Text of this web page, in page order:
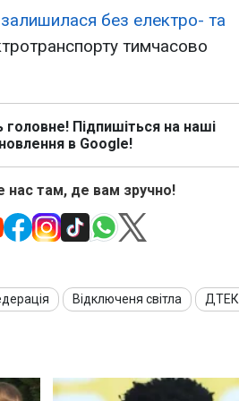
залишилася без електро- та
тимчасово
головне! Підпишіться на наші
в Google!
нас там, де вам зручно!
Відключеня світла ДТЕК